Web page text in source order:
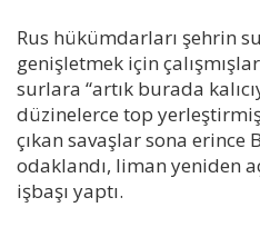
Rus hükümdarları şehrin
genişletmek için
surlara “artık burada
düzinelerce top
çıkan savaşlar sona erince
odaklandı, liman yeniden
işbaşı yaptı.